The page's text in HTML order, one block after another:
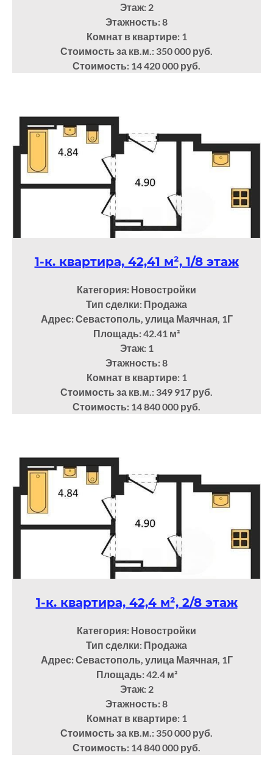
Этаж: 2
Этажность: 8
Комнат в квартире: 1
Стоимость за кв.м.: 350 000 руб.
Стоимость: 14 420 000 руб.
1-к. квартира, 42,41 м², 1/8 этаж
Категория: Новостройки
Тип сделки: Продажа
Адрес: Севастополь, улица Маячная, 1Г
Площадь: 42.41 м²
Этаж: 1
Этажность: 8
Комнат в квартире: 1
Стоимость за кв.м.: 349 917 руб.
Стоимость: 14 840 000 руб.
1-к. квартира, 42,4 м², 2/8 этаж
Категория: Новостройки
Тип сделки: Продажа
Адрес: Севастополь, улица Маячная, 1Г
Площадь: 42.4м²
Этаж: 2
Этажность: 8
Комнат в квартире: 1
Стоимость за кв.м.: 350 000 руб.
Стоимость: 14 840 000 руб.